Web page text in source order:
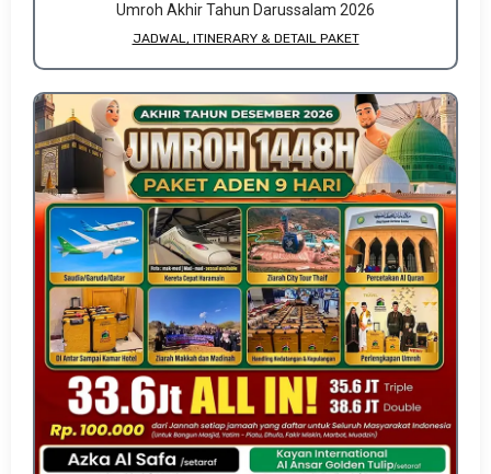
Umroh Akhir Tahun Darussalam 2026
JADWAL, ITINERARY & DETAIL PAKET